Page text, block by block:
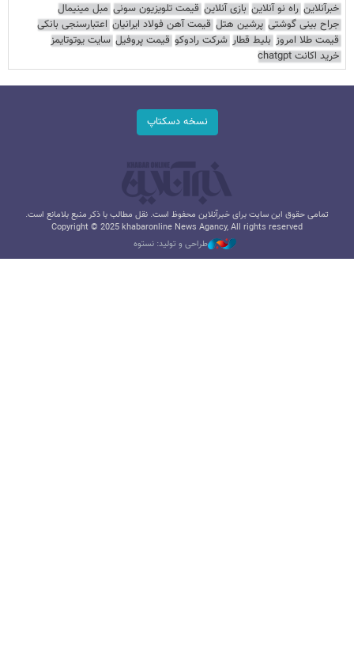
خبرآنلاین راه نو آنلاین بازی آنلاین قیمت تلویزیون سونی مبل مینیمال
جراح بینی گوشتی پرشین هتل قیمت آهن فولاد ایرانیان اعتبارسنجی بانکی
قیمت طلا امروز بلیط قطار شرکت رادوکو قیمت پروفیل سایت یوتوتایمز
خرید اکانت chatgpt
نسخه دسکتاپ
تمامی حقوق این سایت برای خبرآنلاین محفوظ است. نقل مطالب با ذکر منبع بلامانع است.
Copyright © 2025 khabaronline News Agancy, All rights reserved
طراحی و تولید: نستوه